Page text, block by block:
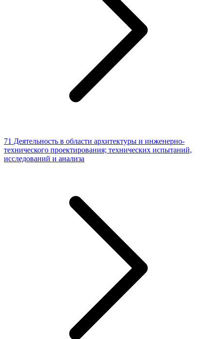
71 Деятельность в области архитектуры и инженерно-
технического проектирования; технических испытаний,
исследований и анализа